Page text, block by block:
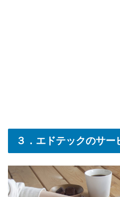
３．エドテックのサー